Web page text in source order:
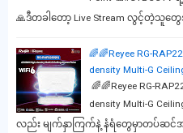
🙏ဒီတခါတော့ Live Stream လွင့်တဲ့သူ
🌈🌈Reyee RG-
density Multi-G
🌈🌈Reyee RG-
density Multi-G
လည်း မျက်နှာကြက်နဲ့ နံရံတွေမှာတပ်ဆင်အ